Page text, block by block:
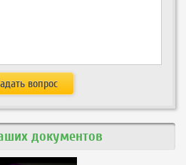
документов